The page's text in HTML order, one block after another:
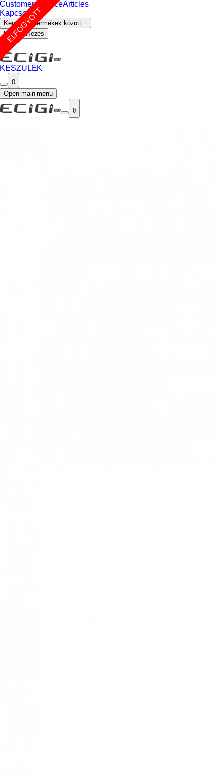
Customer ServiceArticles
Kapcsolat
Keresés a termékek között...
Bejelentkezés
KÉSZÜLÉK
0
Open main menu
0
ELFOGYOTT